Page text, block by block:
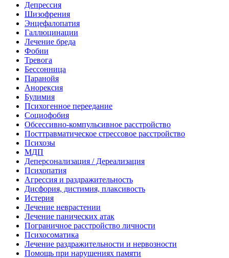
Депрессия
Шизофрения
Энцефалопатия
Галлюцинации
Лечение бреда
Фобии
Тревога
Бессонница
Паранойя
Анорексия
Булимия
Психогенное переедание
Социофобия
Обсессивно-компульсивное расстройство
Посттравматическое стрессовое расстройство
Психозы
МДП
Деперсонализация / Дереализация
Психопатия
Агрессия и раздражительность
Дисфория, дистимия, плаксивость
Истерия
Лечение неврастении
Лечение панических атак
Пограничное расстройство личности
Психосоматика
Лечение раздражительности и нервозности
Помощь при нарушениях памяти